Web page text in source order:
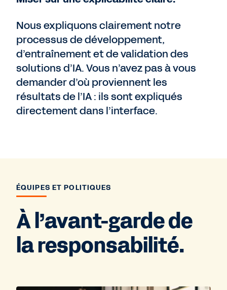
Nous expliquons clairement notre
processus de développement,
d’entraînement et de validation des
solutions d’IA. Vous n’avez pas à vous
demander d’où proviennent les
résultats de l’IA : ils sont expliqués
directement dans l’interface.
ÉQUIPES ET POLITIQUES
À l’avant-garde de
la responsabilité.